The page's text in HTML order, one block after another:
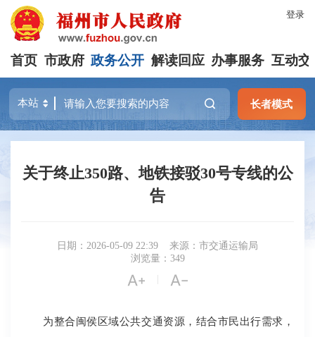
登录
首页 市政府 政务公开 解读回应 办事服务 互动交
长者模式
关于终止350路、地铁接驳30号专线的公
告
日期：2026-05-09 22:39
来源：市交通运输局
浏览量：349
 | 
为整合闽侯区域公共交通资源，结合市民出行需求，